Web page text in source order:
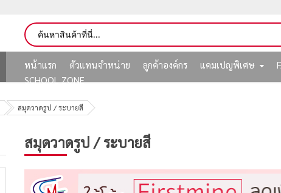
หน้าแรก ตัวแทนจำหน่าย ลูกค้าองค์กร แคมเปญพิเศษ
SCHOOL ZONE
สมุดวาดรูป / ระบายสี
สมุดวาดรูป / ระบายสี